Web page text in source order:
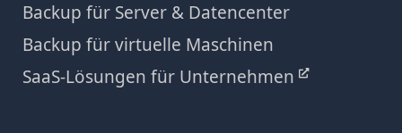
Backup für Server & Datencenter
Backup für virtuelle Maschinen
SaaS-Lösungen für Unternehmen